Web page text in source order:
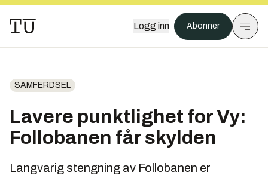
Logg inn Abonner
SAMFERDSEL
Lavere punktlighet for Vy:
Follobanen får skylden
Langvarig stengning av Follobanen er